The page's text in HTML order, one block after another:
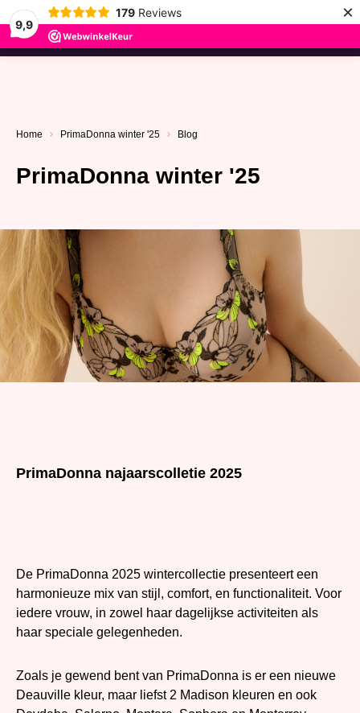
9,9
179 Reviews ×
menu
Home PrimaDonna winter '25 Blog
PrimaDonna winter '25
PrimaDonna najaarscolletie 2025
De PrimaDonna 2025 wintercollectie presenteert een
harmonieuze mix van stijl, comfort, en functionaliteit. Voor
iedere vrouw, in zowel haar dagelijkse activiteiten als
haar speciale gelegenheden.
Zoals je gewend bent van PrimaDonna is er een nieuwe
Deauville kleur, maar liefst 2 Madison kleuren en ook